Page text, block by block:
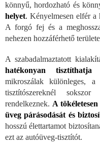
könnyű, hordozható és
helyet. Kényelmesen elfér a
A forgó fej és a
nehezen hozzáférhető
A szabadalmaztatott
hatékonyan
mikroszálak különleges,
tisztítószereknél
rendelkeznek. A
üveg párásodását és
hosszú élettartamot
ezt az autóüveg-tisztítót.